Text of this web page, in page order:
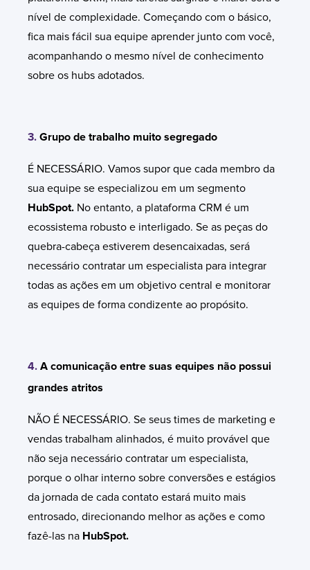
nível de complexidade. Começando com o básico,
fica mais fácil sua equipe aprender junto com você,
acompanhando o mesmo nível de conhecimento
sobre os hubs adotados.
3. Grupo de trabalho muito segregado
É NECESSÁRIO. Vamos supor que cada membro da
sua equipe se especializou em um segmento
HubSpot. No entanto, a plataforma CRM é um
ecossistema robusto e interligado. Se as peças do
quebra-cabeça estiverem desencaixadas, será
necessário contratar um especialista para integrar
todas as ações em um objetivo central e monitorar
as equipes de forma condizente ao propósito.
4. A comunicação entre suas equipes não possui
grandes atritos
NÃO É NECESSÁRIO. Se seus times de marketing e
vendas trabalham alinhados, é muito provável que
não seja necessário contratar um especialista,
porque o olhar interno sobre conversões e estágios
da jornada de cada contato estará muito mais
entrosado, direcionando melhor as ações e como
fazê-las na HubSpot.